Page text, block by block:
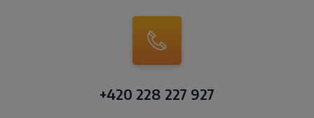
+420 228 227 927